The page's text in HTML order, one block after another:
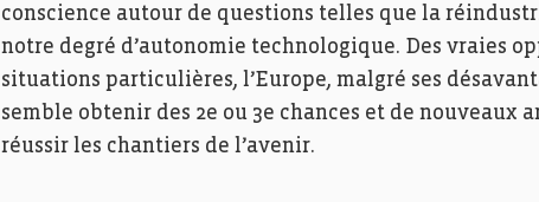
conscience autour de questions telles que la
notre degré d’autonomie technologique. Des vraies
situations particulières, l’Europe, malgré ses
semble obtenir des 2e ou 3e chances et de nouveaux
réussir les chantiers de l’avenir.